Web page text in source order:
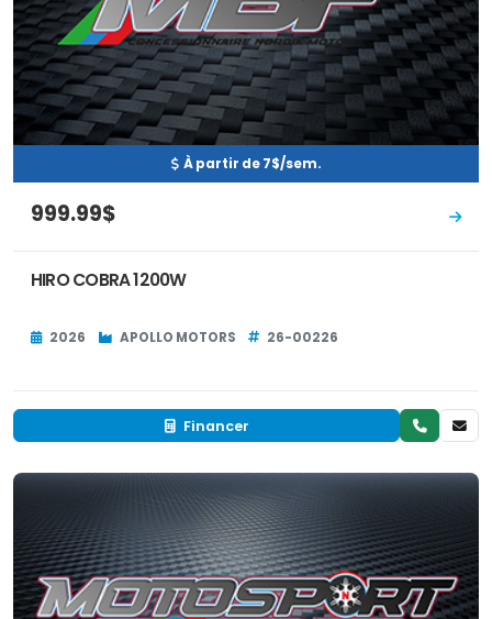
À partir de 7$/sem.
999.99$
HIRO COBRA 1200W
2026 APOLLO MOTORS 26-00226
Financer
Neuf